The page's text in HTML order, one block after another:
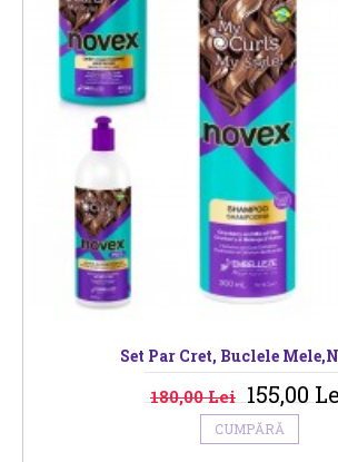
Set Par Cret, Buclele
180,00 Lei 155,00
CUMPĂRĂ